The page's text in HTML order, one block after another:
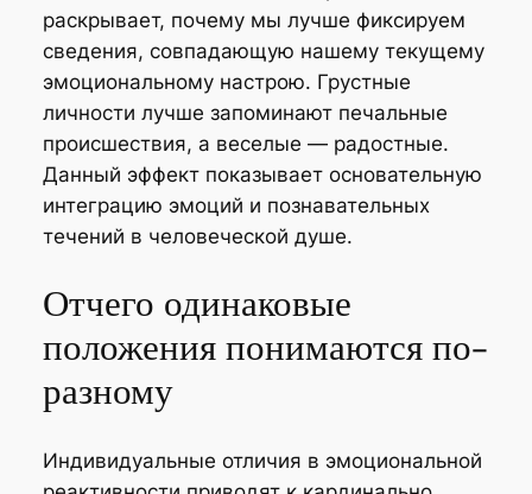
раскрывает, почему мы лучше фиксируем
сведения, совпадающую нашему текущему
эмоциональному настрою. Грустные
личности лучше запоминают печальные
происшествия, а веселые — радостные.
Данный эффект показывает основательную
интеграцию эмоций и познавательных
течений в человеческой душе.
Отчего одинаковые
положения понимаются по-
разному
Индивидуальные отличия в эмоциональной